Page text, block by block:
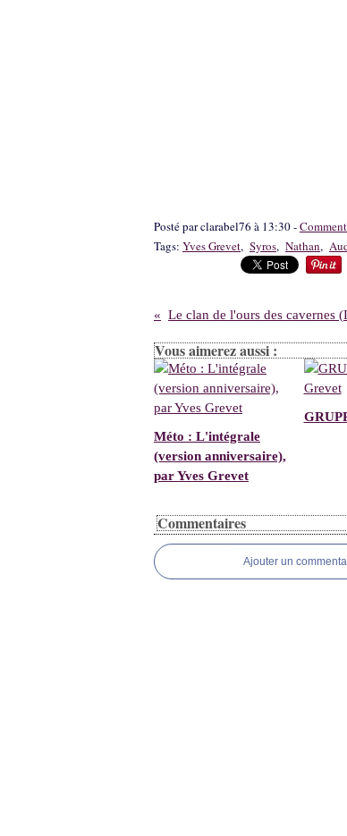
Posté par clarabel76 à 13:30 -
Tags: Yves Grevet, Syros, Nathan,
Vous aimerez aussi :
Méto : L'intégrale
(version anniversaire),
par Yves Grevet
Commentaires
Ajouter un